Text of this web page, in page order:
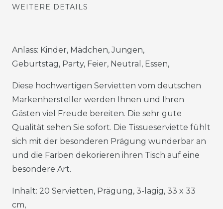
WEITERE DETAILS
Anlass: Kinder, Mädchen, Jungen,
Geburtstag, Party, Feier, Neutral, Essen,
Diese hochwertigen Servietten vom deutschen
Markenhersteller werden Ihnen und Ihren
Gästen viel Freude bereiten. Die sehr gute
Qualität sehen Sie sofort. Die Tissueserviette fühlt
sich mit der besonderen Prägung wunderbar an
und die Farben dekorieren ihren Tisch auf eine
besondere Art.
Inhalt: 20 Servietten, Prägung, 3-lagig, 33 x 33
cm,